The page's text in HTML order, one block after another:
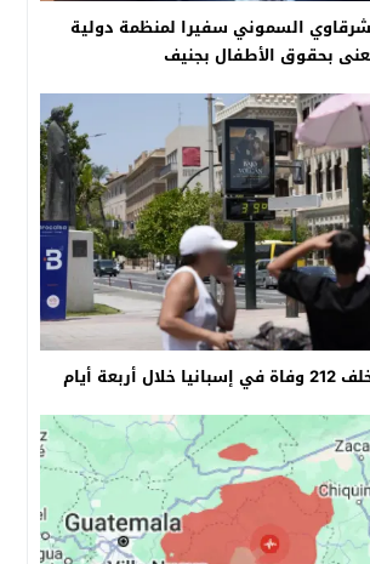
السموني سفيرا لمنظمة دولية
بحقوق الأطفال بجنيف
أيام